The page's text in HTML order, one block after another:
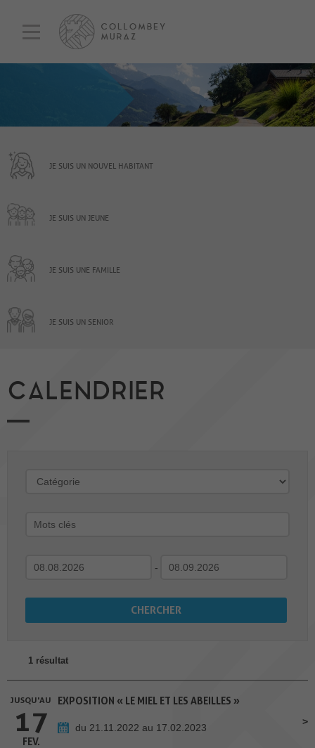
JE SUIS UN NOUVEL HABITANT
JE SUIS UN JEUNE
JE SUIS UNE FAMILLE
JE SUIS UN SENIOR
CALENDRIER
-
1 résultat
JUSQU'AU
17
FEV.
EXPOSITION « LE MIEL ET LES ABEILLES »
du 21.11.2022 au 17.02.2023